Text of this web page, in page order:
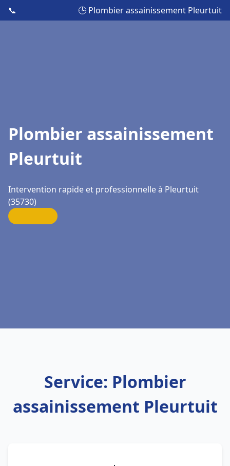
📞 🕒 Plombier assainissement Pleurtuit
Plombier assainissement
Pleurtuit
Intervention rapide et professionnelle à Pleurtuit
(35730)
Service: Plombier
assainissement Pleurtuit